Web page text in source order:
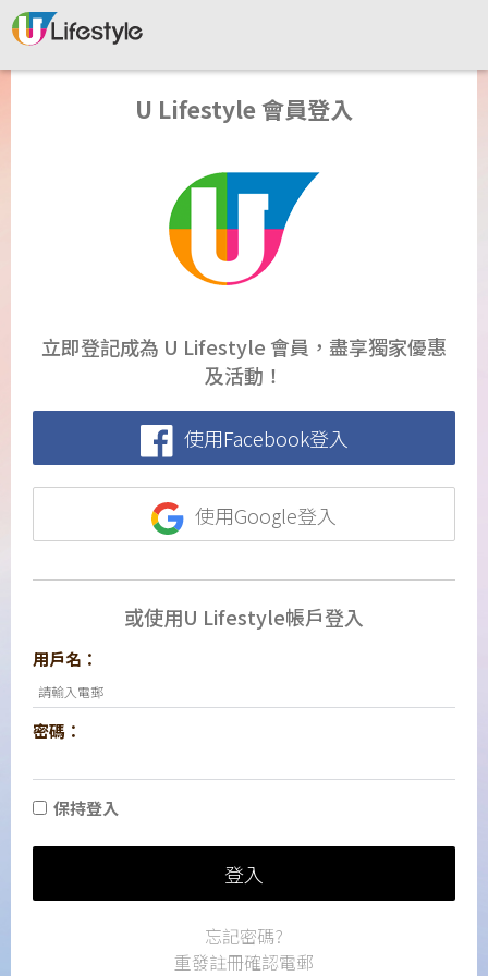
U Lifestyle 會員登入
立即登記成為 U Lifestyle 會員，盡享獨家優惠
及活動！
使用Facebook登入
使用Google登入
或使用U Lifestyle帳戶登入
用戶名：
密碼：
保持登入
登入
忘記密碼?
重發註冊確認電郵